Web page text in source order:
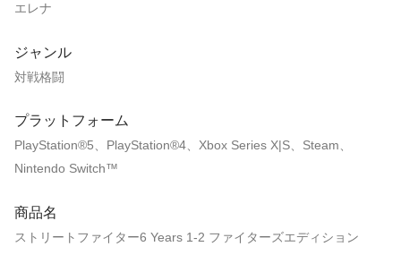
エレナ
ジャンル
対戦格闘
プラットフォーム
PlayStation®5、PlayStation®4、Xbox Series X|S、Steam、
Nintendo Switch™
商品名
ストリートファイター6 Years 1-2 ファイターズエディション